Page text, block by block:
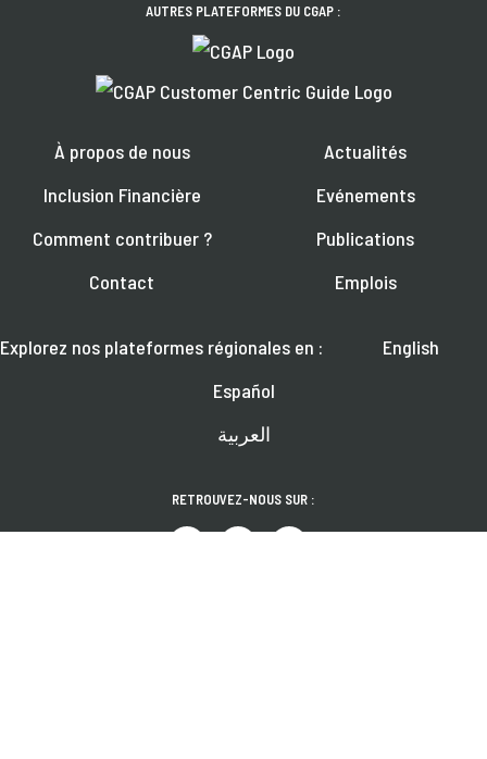
AUTRES PLATEFORMES DU CGAP :
À propos de nous
Inclusion Financière
Comment contribuer ?
Contact
Actualités
Evénements
Publications
Emplois
Explorez nos plateformes régionales en :
English
Español
العربية
RETROUVEZ-NOUS SUR :